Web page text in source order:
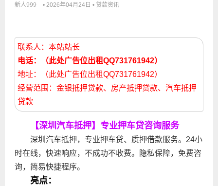
新人999 • 2026年04月24日 • 贷款资讯
联系人：本站站长
电话：（此处广告位出租QQ731761942）
地址：（此处广告位出租QQ731761942）
经营范围：金银抵押贷款、房产抵押贷款、汽车抵押
贷款
【深圳汽车抵押】专业押车贷咨询服务
深圳汽车抵押，专业押车贷、质押借歀服务。24小
时在线，快速响应，不成功不收费。隐私保障，免费咨
询，简易快捷程序。
亮点：